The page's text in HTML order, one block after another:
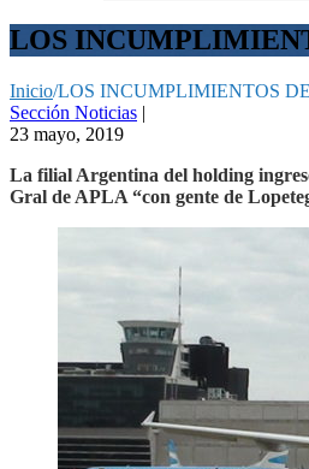
LOS
Inicio/LOS INCUMPLIMIENTOS
Sección Noticias |
23 mayo, 2019
La filial Argentina del holding
Gral de APLA “con gente de